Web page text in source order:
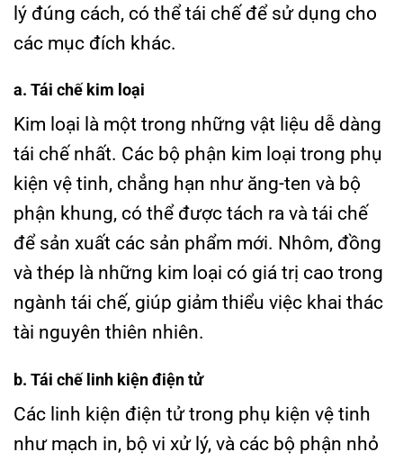
lý đúng cách, có thể tái chế để sử dụng cho
các mục đích khác.
a. Tái chế kim loại
Kim loại là một trong những vật liệu dễ dàng
tái chế nhất. Các bộ phận kim loại trong phụ
kiện vệ tinh, chẳng hạn như ăng-ten và bộ
phận khung, có thể được tách ra và tái chế
để sản xuất các sản phẩm mới. Nhôm, đồng
và thép là những kim loại có giá trị cao trong
ngành tái chế, giúp giảm thiểu việc khai thác
tài nguyên thiên nhiên.
b. Tái chế linh kiện điện tử
Các linh kiện điện tử trong phụ kiện vệ tinh
như mạch in, bộ vi xử lý, và các bộ phận nhỏ